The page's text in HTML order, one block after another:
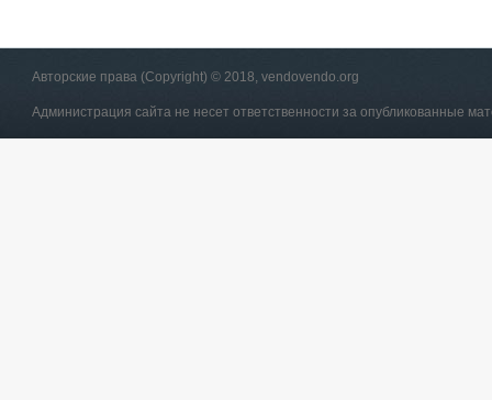
Авторские права (Copyright) © 2018, vendovendo.org
Администрация сайта не несет ответственности за опубликованные